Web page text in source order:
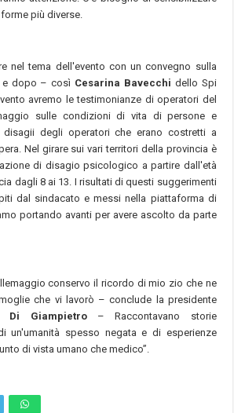
più diverse.
nel tema dell'evento con un convegno sulla
e dopo – così Cesarina Bavecchi dello Spi
avremo le testimonianze di operatori del
sulle condizioni di vita di persone e
degli operatori che erano costretti a
Nel girare sui vari territori della provincia è
di disagio psicologico a partire dall'età
dagli 8 ai 13. I risultati di questi suggerimenti
dal sindacato e messi nella piattaforma di
portando avanti per avere ascolto da parte
conservo il ricordo di mio zio che ne
che vi lavorò – conclude la presidente
Di Giampietro– Raccontavano storie
un'umanità spesso negata e di esperienze
di vista umano che medico”.